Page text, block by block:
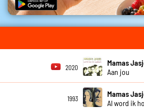
2020
Mamas
Aan jou
1993
Mamas
Al word ik